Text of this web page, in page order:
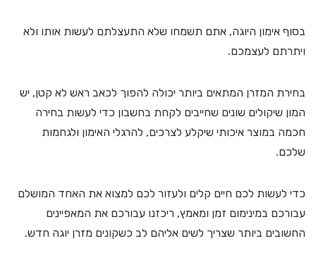
בסוף אימון היוגה, אתם תשמחו שלא התעצלתם לעשות אותו ולא
ויתרתם לעצמכם.
בחירת המזרן המתאים ביותר יכולה להפוך לכאב ראש לא קטן, יש
המון שיקולים שונים שחייבים לקחת בחשבון כדי לעשות בחירה
חכמה במוצר איכותי שיקלע לצרכים, להרגלי האימון ולגחמות
שלכם.
כדי לעשות לכם חיים קלים ולעזור לכם למצוא את האחד המושלם
עבורכם במינימום זמן ומאמץ, ריכזנו עבורכם את המאפיינים
החשובים ביותר שצריך לשים אליהם לב כשקונים מזרן יוגה חדש.